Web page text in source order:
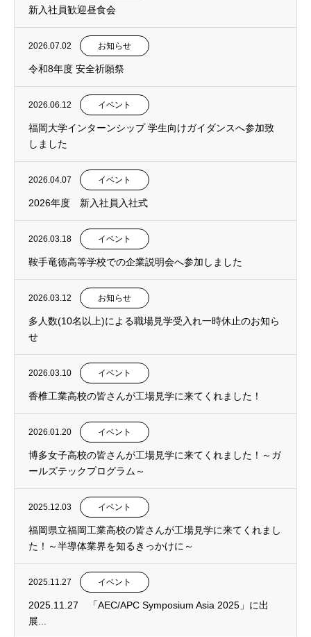
新入社員歓迎昼食会
2026.07.02 お知らせ
令和8年度 安全祈願祭
2026.06.12 イベント
福岡大学インターンシップ 学生向けガイダンスへ参加致
しました
2026.04.07 イベント
2026年度 新入社員入社式
2026.03.18 イベント
鞍手竜徳高等学校での企業説明会へ参加しました
2026.03.12 お知らせ
多人数(10名以上)による職場見学受入れ一時休止のお知ら
せ
2026.03.10 イベント
香椎工業高校の皆さんが工場見学に来てくれました！
2026.01.20 イベント
博多女子高校の皆さんが工場見学に来てくれました！～ガ
ールズテックプログラム～
2025.12.03 イベント
福岡県立福岡工業高校の皆さんが工場見学に来てくれまし
た！～半導体業界を知るきっかけに～
2025.11.27 イベント
2025.11.27 「AEC/APC Symposium Asia 2025」に出
展...